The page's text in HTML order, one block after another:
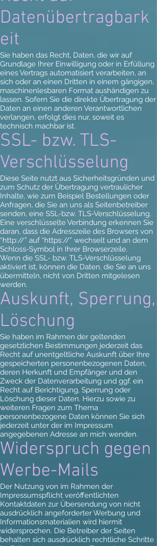
Datenübertragbark
eit
Sie haben das Recht, Daten, die wir auf
Grundlage Ihrer Einwilligung oder in Erfüllung
eines Vertrags automatisiert verarbeiten, an
sich oder an einen Dritten in einem gängigen,
maschinenlesbaren Format aushändigen zu
lassen. Sofern Sie die direkte Übertragung der
Daten an einen anderen Verantwortlichen
verlangen, erfolgt dies nur, soweit es
technisch machbar ist.
SSL- bzw. TLS-
Verschlüsselung
Diese Seite nutzt aus Sicherheitsgründen und
zum Schutz der Übertragung vertraulicher
Inhalte, wie zum Beispiel Bestellungen oder
Anfragen, die Sie an uns als Seitenbetreiber
senden, eine SSL-bzw. TLS-Verschlüsselung.
Eine verschlüsselte Verbindung erkennen Sie
daran, dass die Adresszeile des Browsers von
“http://” auf “https://” wechselt und an dem
Schloss-Symbol in Ihrer Browserzeile.
Wenn die SSL- bzw. TLS-Verschlüsselung
aktiviert ist, können die Daten, die Sie an uns
übermitteln, nicht von Dritten mitgelesen
werden.
Auskunft, Sperrung,
Löschung
Sie haben im Rahmen der geltenden
gesetzlichen Bestimmungen jederzeit das
Recht auf unentgeltliche Auskunft über Ihre
gespeicherten personenbezogenen Daten,
deren Herkunft und Empfänger und den
Zweck der Datenverarbeitung und ggf. ein
Recht auf Berichtigung, Sperrung oder
Löschung dieser Daten. Hierzu sowie zu
weiteren Fragen zum Thema
personenbezogene Daten können Sie sich
jederzeit unter der im Impressum
angegebenen Adresse an mich wenden.
Widerspruch gegen
Werbe-Mails
Der Nutzung von im Rahmen der
Impressumspflicht veröffentlichten
Kontaktdaten zur Übersendung von nicht
ausdrücklich angeforderter Werbung und
Informationsmaterialien wird hiermit
widersprochen. Die Betreiber der Seiten
behalten sich ausdrücklich rechtliche Schritte